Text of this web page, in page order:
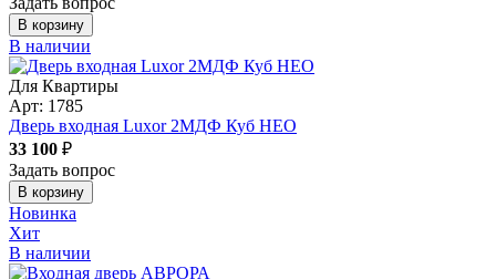
В корзину
В наличии
Для Квартиры
Арт: 1785
Дверь входная Luxor 2МДФ Куб НЕО
33 100 ₽
Задать вопрос
В корзину
Новинка
Хит
В наличии